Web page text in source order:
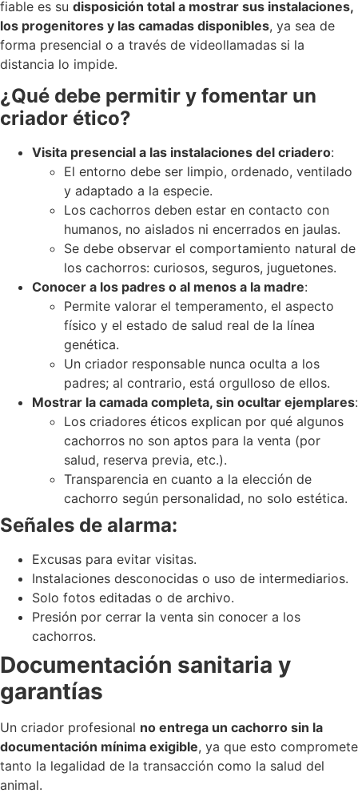
fiable es su disposición total a mostrar sus instalaciones,
los progenitores y las camadas disponibles, ya sea de
forma presencial o a través de videollamadas si la
distancia lo impide.
¿Qué debe permitir y fomentar un
criador ético?
Visita presencial a las instalaciones del criadero:
El entorno debe ser limpio, ordenado, ventilado
y adaptado a la especie.
Los cachorros deben estar en contacto con
humanos, no aislados ni encerrados en jaulas.
Se debe observar el comportamiento natural de
los cachorros: curiosos, seguros, juguetones.
Conocer a los padres o al menos a la madre:
Permite valorar el temperamento, el aspecto
físico y el estado de salud real de la línea
genética.
Un criador responsable nunca oculta a los
padres; al contrario, está orgulloso de ellos.
Mostrar la camada completa, sin ocultar ejemplares:
Los criadores éticos explican por qué algunos
cachorros no son aptos para la venta (por
salud, reserva previa, etc.).
Transparencia en cuanto a la elección de
cachorro según personalidad, no solo estética.
Señales de alarma:
Excusas para evitar visitas.
Instalaciones desconocidas o uso de intermediarios.
Solo fotos editadas o de archivo.
Presión por cerrar la venta sin conocer a los
cachorros.
Documentación sanitaria y
garantías
Un criador profesional no entrega un cachorro sin la
documentación mínima exigible, ya que esto compromete
tanto la legalidad de la transacción como la salud del
animal.